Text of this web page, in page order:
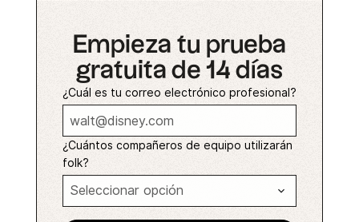
Empieza tu prueba
gratuita de 14 días
¿Cuál es tu correo electrónico profesional?
¿Cuántos compañeros de equipo utilizarán
folk?